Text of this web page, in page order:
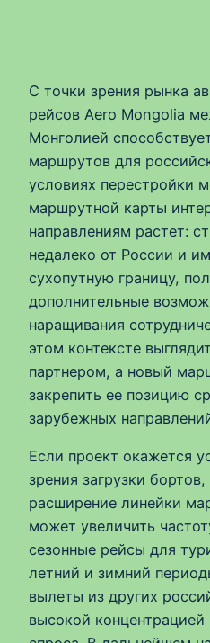
С точки зрения рынка
рейсов Aero Mongolia
Монголией
маршрутов для
условиях перестройки
маршрутной карты
направлениям растет:
недалеко от России и
сухопутную границу,
дополнительные
наращивания
этом контексте
партнером, а новый
закрепить ее позицию
зарубежных
Если проект окажется
зрения загрузки
расширение линейки
может увеличить
сезонные рейсы для
летний и зимний
вылеты из других
высокой концентрацией